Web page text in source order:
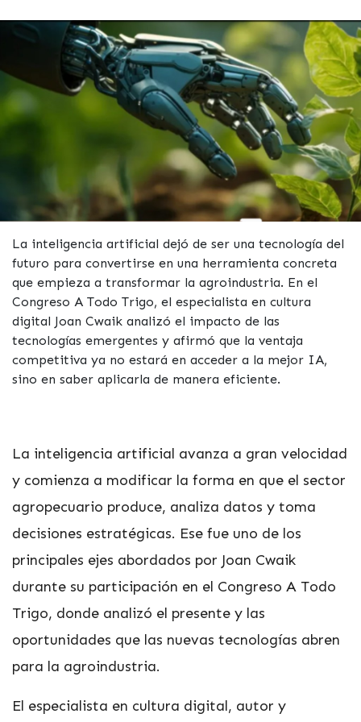
La inteligencia artificial dejó de ser una tecnología del
futuro para convertirse en una herramienta concreta
que empieza a transformar la agroindustria. En el
Congreso A Todo Trigo, el especialista en cultura
digital Joan Cwaik analizó el impacto de las
tecnologías emergentes y afirmó que la ventaja
competitiva ya no estará en acceder a la mejor IA,
sino en saber aplicarla de manera eficiente.
La inteligencia artificial avanza a gran velocidad
y comienza a modificar la forma en que el sector
agropecuario produce, analiza datos y toma
decisiones estratégicas. Ese fue uno de los
principales ejes abordados por Joan Cwaik
durante su participación en el Congreso A Todo
Trigo, donde analizó el presente y las
oportunidades que las nuevas tecnologías abren
para la agroindustria.
El especialista en cultura digital, autor y